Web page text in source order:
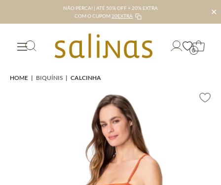
NÃO PERCA! | ATÉ 50% OFF + 20% EXTRA
COM O CUPOM 20EXTRA ✕
0
HOME | BIQUÍNIS | CALCINHA